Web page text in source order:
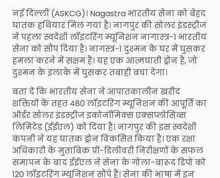
नई दिल्ली (ASKCG)। Nagastra भारतीय सेना को बेहद
घातक हथियार मिल गया है। नागपुर की सोलर इंडस्ट्रीज
ने पहला स्वदेशी लॉइटरिंग म्यूनिशन नागास्त्र-1 भारतीय
सेना को सौंप दिया है। नागस्त्र-1 दुश्मन के घर में घुसकर
हमला करने में सक्षम है। यह एक आत्मघाती ड्रोन है, जो
दुश्मन के इलाके में घुसकर तबाही बचा देगा।
बता दें कि भारतीय सेना ने आपातकालीन खरीद
शक्तियों के तहत 480 लॉइटरिंग म्यूनिशन की आपूर्ति का
ऑर्डर सोलर इंडस्ट्रीज इकोनॉमिक्स एक्सप्लोसिव्स
लिमिटेड (ईईएल) को दिया है। नागपुर की इस स्वदेशी
कंपनी ने यह घातक ड्रोन विकसित किया है। एक रक्षा
अधिकारी के मुताबिक प्री-डिलीवरी निरीक्षणों के सफल
समापन के बाद ईईएल ने सेना के गोला-बारूद डिपो को
120 लॉइटरिंग म्यूनिशन सौंपे हैं। सेना की भाषा में इन